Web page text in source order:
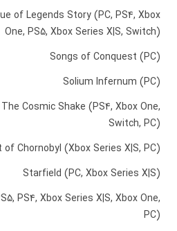
of Legends Story (PC, PS4, Xbox
One, PS5, Xbox Series X|S, Switch)
Songs of Conquest (PC)
Solium Infernum (PC)
Cosmic Shake (PS4, Xbox One,
Switch, PC)
Chornobyl (Xbox Series X|S, PC)
Starfield (PC, Xbox Series X|S)
PS4, Xbox Series X|S, Xbox One,
PC)